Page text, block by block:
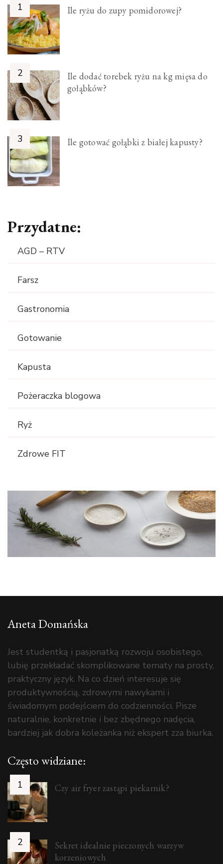
Ile ryżu do zupy pomidorowej?
Ile dodać torebek ryżu na kg mięsa do
gołąbków?
Ile gotować gołąbki z białej kapusty?
Przydatne:
AGD – RTV
Farsz
Gastronomia
Gotowanie
Kapusta
Pożeraczka blogowa
Ryż
Zdrowe FIT
Aneta Domańska
Jest studentką i pasjonatką rozwoju osobistego,
lubię przekładać skomplikowane tematy na prosty,
praktyczny język. Na co dzień interesuje się
produktywnością, zdrowymi nawykami i
świadomym podejściem do codzienności. Pisze
naturalnie, konkretnie i bez zbędnego nadęcia,
bardziej jak dobra koleżanka niż ekspert zza biurka.
Często widziane:
Czy air fryer zastąpi piekarnik?
Sekret idealnie pieczonych warzyw
korzeniowych